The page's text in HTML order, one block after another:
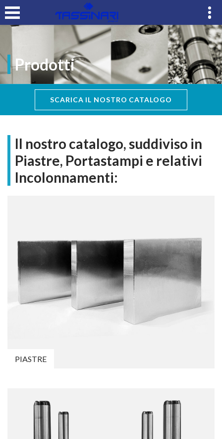
Prodotti
SCARICA IL NOSTRO CATALOGO
Il nostro catalogo, suddiviso in
Piastre, Portastampi e relativi
Incolonnamenti:
PIASTRE